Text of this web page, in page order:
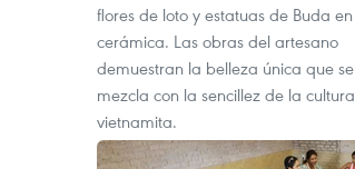
flores de loto y estatuas de Buda en
cerámica. Las obras del artesano
demuestran la belleza única que se
mezcla con la sencillez de la cultura
vietnamita.